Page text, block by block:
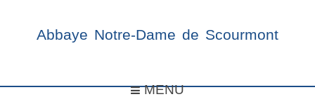
Abbaye Notre-Dame de Scourmont
MENU